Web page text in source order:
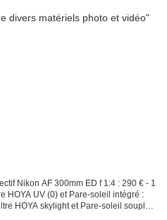
Nikon AF 300mm ED f 1:4 : 290 € - 1
HOYA UV (0) et Pare-soleil intégré :
HOYA skylight et Pare-soleil souple